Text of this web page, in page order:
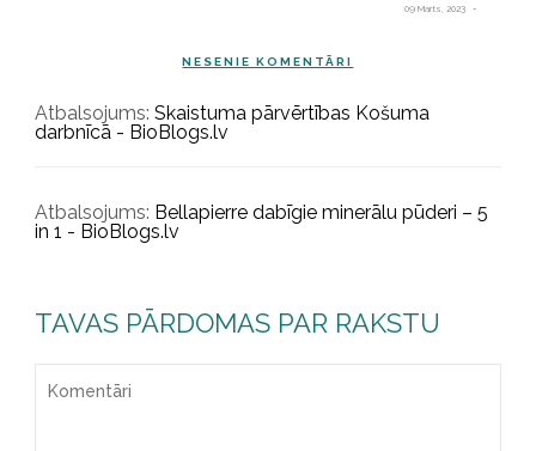
09 Marts, 2023
NESENIE KOMENTĀRI
Atbalsojums: Skaistuma pārvērtības Košuma
darbnīcā - BioBlogs.lv
Atbalsojums: Bellapierre dabīgie minerālu pūderi – 5
in 1 - BioBlogs.lv
TAVAS PĀRDOMAS PAR RAKSTU